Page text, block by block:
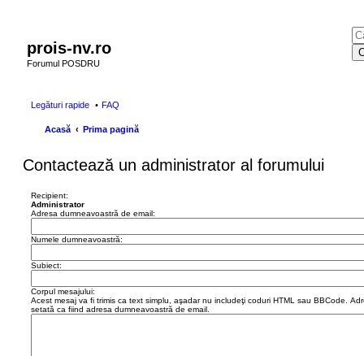
prois-nv.ro
Forumul POSDRU
Legături rapide FAQ
Acasă Prima pagină
Contactează un administrator al forumului
Recipient:
Administrator
Adresa dumneavoastră de email:
Numele dumneavoastră:
Subiect:
Corpul mesajului:
Acest mesaj va fi trimis ca text simplu, aşadar nu includeţi coduri HTML sau BBCode.
setată ca fiind adresa dumneavoastră de email.